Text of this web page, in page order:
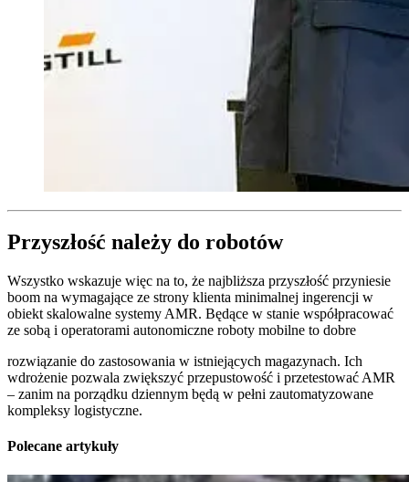
Przyszłość należy do robotów
Wszystko wskazuje więc na to, że najbliższa przyszłość przyniesie
boom na wymagające ze strony klienta minimalnej ingerencji w
obiekt skalowalne systemy AMR. Będące w stanie współpracować
ze sobą i operatorami autonomiczne roboty mobilne to dobre
rozwiązanie do zastosowania w istniejących magazynach. Ich
wdrożenie pozwala zwiększyć przepustowość i przetestować AMR
– zanim na porządku dziennym będą w pełni zautomatyzowane
kompleksy logistyczne.
Polecane artykuły